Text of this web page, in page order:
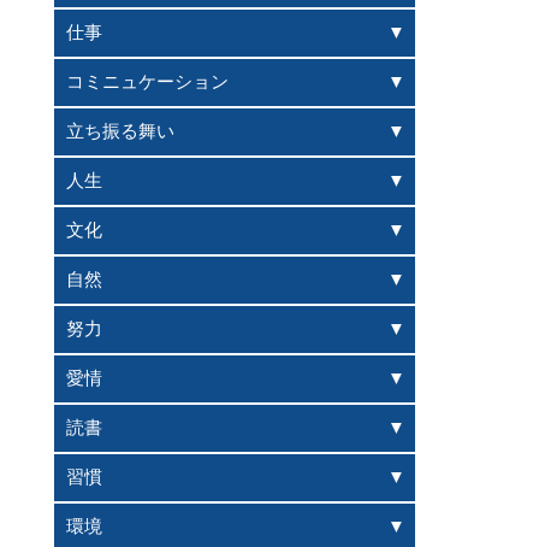
仕事
コミニュケーション
立ち振る舞い
人生
文化
自然
努力
愛情
読書
習慣
環境